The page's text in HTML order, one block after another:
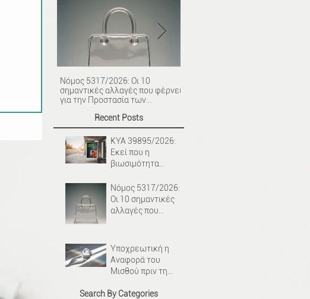
Νόμος 5317/2026: Οι 10
σημαντικές αλλαγές που φέρνει
για την Προστασία των
Recent Posts
ΚΥΑ 39895/2026:
Εκεί που η
βιωσιμότητα
κατασκευαστικές
απαιτήσεις στην
υπαίθρια
Νόμος 5317/2026:
Οι 10 σημαντικές
αλλαγές που
Καταναλωτών.
Υποχρεωτική η
Αναφορά του
Μισθού πριν τη
2026: Τι αλλάζει
Search By Categories